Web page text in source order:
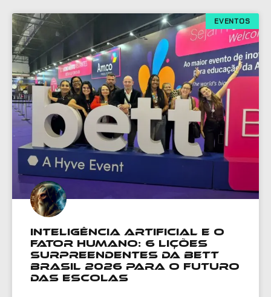
EVENTOS
Inteligência Artificial e o
Fator Humano: 6 Lições
Surpreendentes da Bett
Brasil 2026 para o Futuro
das Escolas